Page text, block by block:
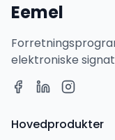
Eemel
elektroniske
Hovedprodukter